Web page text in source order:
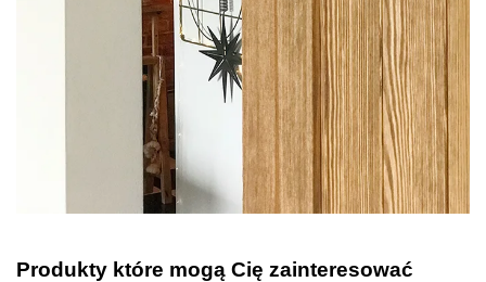
Produkty które mogą Cię zainteresować